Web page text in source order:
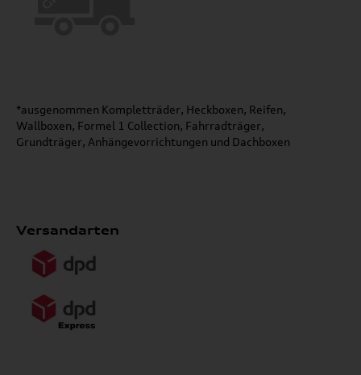
*ausgenommen Kompletträder, Heckboxen, Reifen,
Wallboxen, Formel 1 Collection, Fahrradträger,
Grundträger, Anhängevorrichtungen und Dachboxen
Versandarten